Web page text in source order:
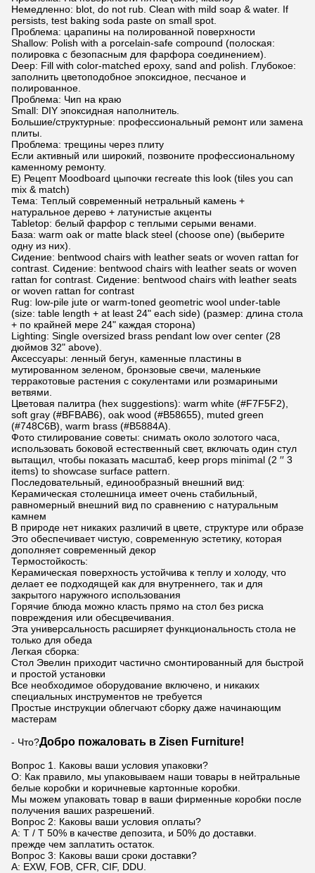
Немедленно: blot, do not rub. Clean with mild soap & water. If
persists, test baking soda paste on small spot.
Проблема: царапины на полированной поверхности
Shallow: Polish with a porcelain-safe compound (полоская:
полировка с безопасным для фарфора соединением).
Deep: Fill with color-matched epoxy, sand and polish. Глубокое:
заполнить цветоподобное эпоксидное, песчаное и
полированное.
Проблема: Чип на краю
Small: DIY эпоксидная наполнитель.
Большие/структурные: профессиональный ремонт или замена
плиты.
Проблема: трещины через плиту
Если активный или широкий, позвоните профессиональному
каменному ремонту.
E) Рецепт Moodboard цыпочки recreate this look (tiles you can
mix & match)
Тема: Теплый современный нетральный камень +
натуральное дерево + латунистые акценты
Tabletop: белый фарфор с теплыми серыми венами.
База: warm oak or matte black steel (choose one) (выберите
одну из них).
Сидение: bentwood chairs with leather seats or woven rattan for
contrast. Сидение: bentwood chairs with leather seats or woven
rattan for contrast. Сидение: bentwood chairs with leather seats
or woven rattan for contrast
Rug: low-pile jute or warm-toned geometric wool under-table
(size: table length + at least 24" each side) (размер: длина стола
+ по крайней мере 24" каждая сторона)
Lighting: Single oversized brass pendant low over center (28
дюймов 32" above).
Аксессуары: ленный бегун, каменные пластины в
мутированном зеленом, бронзовые свечи, маленькие
терракотовые растения с сокулентами или розмариными
ветвями.
Цветовая палитра (hex suggestions): warm white (#F7F5F2),
soft gray (#BFBAB6), oak wood (#B58655), muted green
(#748C6B), warm brass (#B5884A).
Фото стилирование советы: снимать около золотого часа,
использовать боковой естественный свет, включать один стул
вытащил, чтобы показать масштаб, keep props minimal (2 ′′ 3
items) to showcase surface pattern.
Последовательный, единообразный внешний вид:
Керамическая столешница имеет очень стабильный,
равномерный внешний вид по сравнению с натуральным
камнем
В природе нет никаких различий в цвете, структуре или образе
Это обеспечивает чистую, современную эстетику, которая
дополняет современный декор
Термостойкость:
Керамическая поверхность устойчива к теплу и холоду, что
делает ее подходящей как для внутреннего, так и для
закрытого наружного использования
Горячие блюда можно класть прямо на стол без риска
повреждения или обесцвечивания.
Эта универсальность расширяет функциональность стола не
только для обеда
Легкая сборка:
Стол Эвелин приходит частично смонтированный для быстрой
и простой установки
Все необходимое оборудование включено, и никаких
специальных инструментов не требуется
Простые инструкции облегчают сборку даже начинающим
мастерам
- Что?Добро пожаловать в Zisen Furniture!
Вопрос 1. Каковы ваши условия упаковки?
О: Как правило, мы упаковываем наши товары в нейтральные
белые коробки и коричневые картонные коробки.
Мы можем упаковать товар в ваши фирменные коробки после
получения ваших разрешений.
Вопрос 2: Каковы ваши условия оплаты?
A: T / T 50% в качестве депозита, и 50% до доставки.
прежде чем заплатить остаток.
Вопрос 3: Каковы ваши сроки доставки?
A: EXW, FOB, CFR, CIF, DDU.